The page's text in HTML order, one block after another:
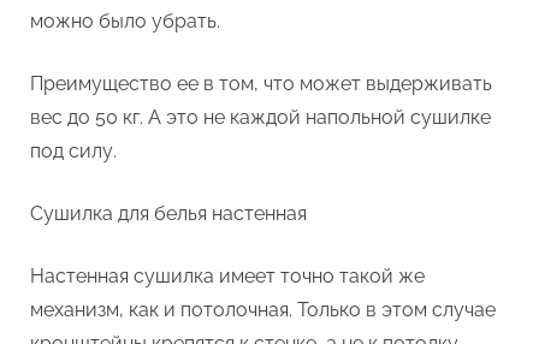
можно было убрать.
Преимущество ее в том, что может выдерживать
вес до 50 кг. А это не каждой напольной сушилке
под силу.
Сушилка для белья настенная
Настенная сушилка имеет точно такой же
механизм, как и потолочная. Только в этом случае